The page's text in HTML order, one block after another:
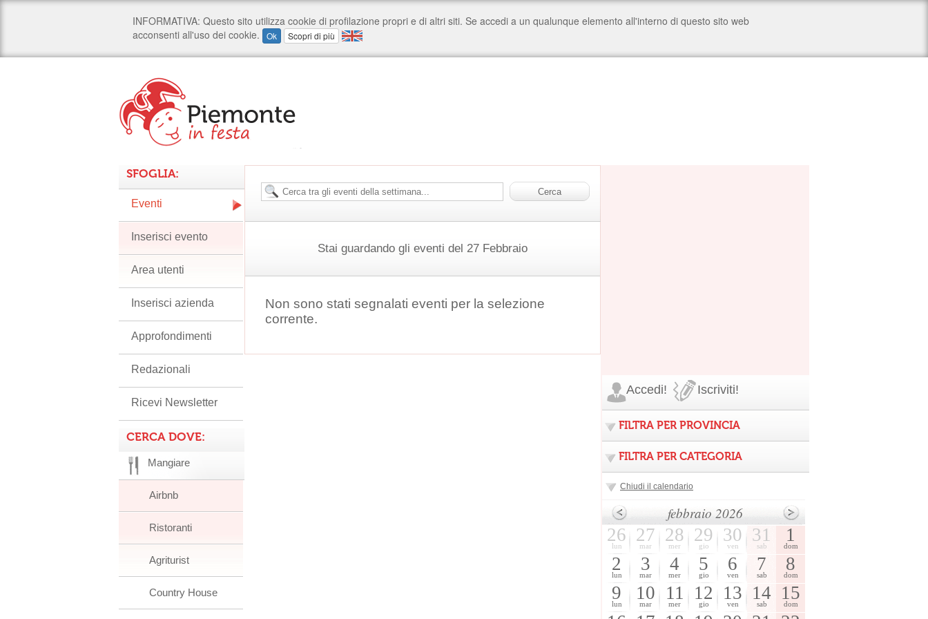
Stai guardando gli eventi del 27 Febbraio
Non sono stati segnalati eventi per la selezione
corrente.
SFOGLIA:
Eventi
Inserisci evento
Area utenti
Inserisci azienda
Approfondimenti
Redazionali
Ricevi Newsletter
CERCA DOVE:
Mangiare
Airbnb
Ristoranti
Agriturist
Country House
Accedi! Iscriviti!
FILTRA PER PROVINCIA
FILTRA PER CATEGORIA
Chiudi il calendario
febbraio 2026
26
lun
27
mar
28
mer
29
gio
30
ven
31
sab
1
dom
2
lun
3
mar
4
mer
5
gio
6
ven
7
sab
8
dom
9
lun
10
mar
11
mer
12
gio
13
ven
14
sab
15
dom